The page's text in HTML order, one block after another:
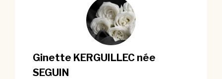
Ginette KERGUILLEC née
SEGUIN